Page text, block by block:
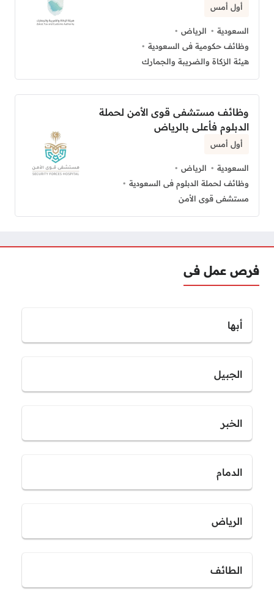
أول أمس
السعودية
الرياض
وظائف حكومية فى السعودية
هيئة الزكاة والضريبة والجمارك
وظائف مستشفى قوى الأمن لحملة
الدبلوم فأعلى بالرياض
أول أمس
السعودية
الرياض
وظائف لحملة الدبلوم فى السعودية
مستشفى قوى الأمن
فرص عمل فى
أبها
الجبيل
الخبر
الدمام
الرياض
الطائف